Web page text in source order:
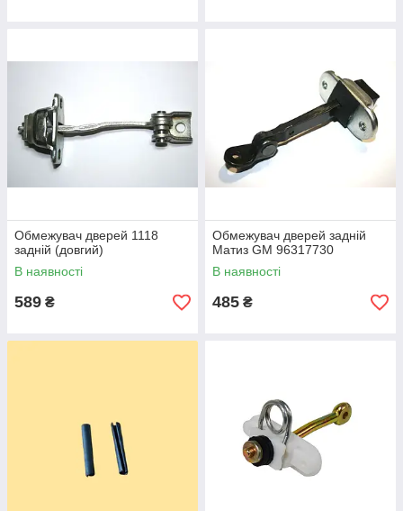
Обмежувач дверей 1118
задній (довгий)
В наявності
589 ₴
Обмежувач дверей задній
Матиз GM 96317730
В наявності
485 ₴